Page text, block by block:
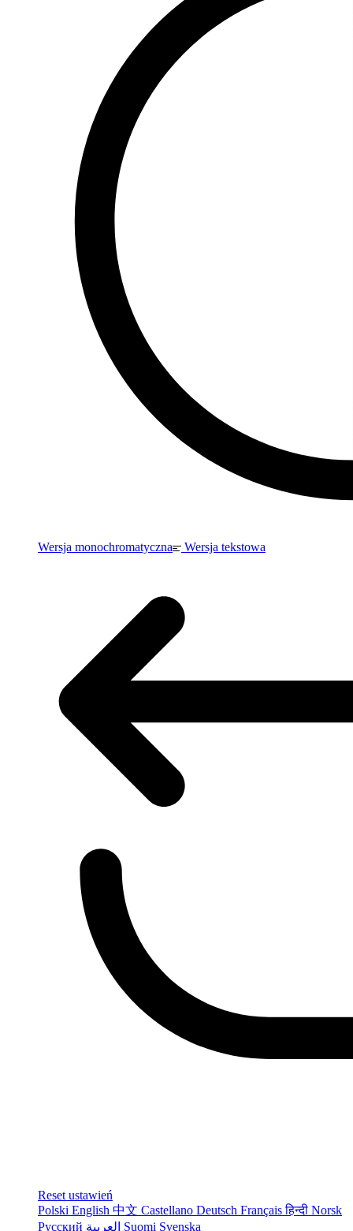
Wersja monochromatyczna Wersja tekstowa
Reset ustawień
Polski English 中文 Castellano Deutsch Françaisहिन्दी Norsk
Русский
Suomi Svenska